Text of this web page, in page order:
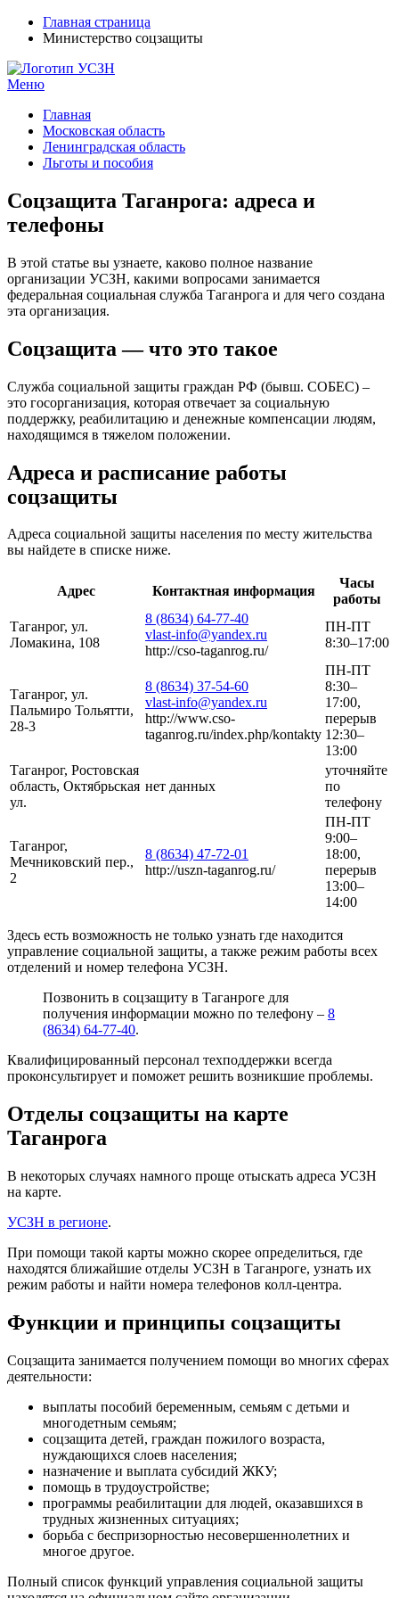
Главная страница
Министерство соцзащиты
Меню
Главная
Московская область
Ленинградская область
Льготы и пособия
Соцзащита Таганрога: адреса и
телефоны
В этой статье вы узнаете, каково полное название
организации УСЗН, какими вопросами занимается
федеральная социальная служба Таганрога и для чего создана
эта организация.
Соцзащита — что это такое
Служба социальной защиты граждан РФ (бывш. СОБЕС) –
это госорганизация, которая отвечает за социальную
поддержку, реабилитацию и денежные компенсации людям,
находящимся в тяжелом положении.
Адреса и расписание работы
соцзащиты
Адреса социальной защиты населения по месту жительства
вы найдете в списке ниже.
Адрес Контактная информация
Часы
работы
Таганрог, ул.
Ломакина, 108
8 (8634) 64-77-40
vlast-info@yandex.ru
http://cso-taganrog.ru/
ПН-ПТ
8:30–17:00
Таганрог, ул.
Пальмиро Тольятти,
28-3
8 (8634) 37-54-60
vlast-info@yandex.ru
http://www.cso-
taganrog.ru/index.php/kontakty
ПН-ПТ
8:30–
17:00,
перерыв
12:30–
13:00
Таганрог, Ростовская
область, Октябрьская
ул.
нет данных
уточняйте
по
телефону
Таганрог,
Мечниковский пер.,
2
8 (8634) 47-72-01
http://uszn-taganrog.ru/
ПН-ПТ
9:00–
18:00,
перерыв
13:00–
14:00
Здесь есть возможность не только узнать где находится
управление социальной защиты, а также режим работы всех
отделений и номер телефона УСЗН.
Позвонить в соцзащиту в Таганроге для
получения информации можно по телефону – 8
(8634) 64-77-40.
Квалифицированный персонал техподдержки всегда
проконсультирует и поможет решить возникшие проблемы.
Отделы соцзащиты на карте
Таганрога
В некоторых случаях намного проще отыскать адреса УСЗН
на карте.
УСЗН в регионе.
При помощи такой карты можно скорее определиться, где
находятся ближайшие отделы УСЗН в Таганроге, узнать их
режим работы и найти номера телефонов колл-центра.
Функции и принципы соцзащиты
Соцзащита занимается получением помощи во многих сферах
деятельности:
выплаты пособий беременным, семьям с детьми и
многодетным семьям;
соцзащита детей, граждан пожилого возраста,
нуждающихся слоев населения;
назначение и выплата субсидий ЖКУ;
помощь в трудоустройстве;
программы реабилитации для людей, оказавшихся в
трудных жизненных ситуациях;
борьба с беспризорностью несовершеннолетних и
многое другое.
Полный список функций управления социальной защиты